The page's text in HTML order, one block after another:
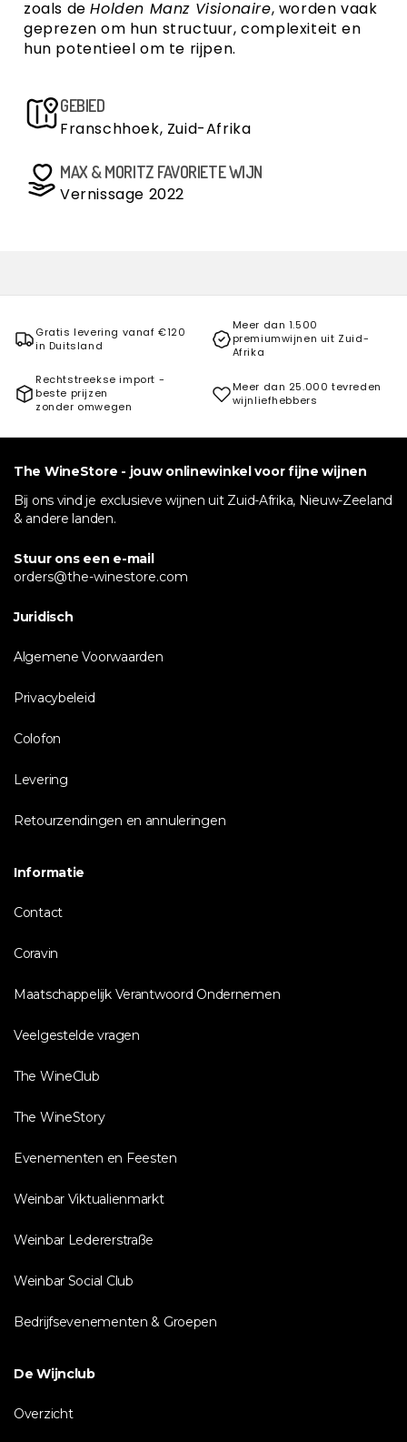
zoals deHolden Manz Visionaire, worden vaak
geprezen om hun structuur, complexiteit en
hun potentieel om te rijpen.
GEBIED
Franschhoek, Zuid-Afrika
MAX & MORITZ FAVORIETE WIJN
Vernissage 2022
Gratis levering vanaf €120
in Duitsland
Meer dan 1.500
premiumwijnen uit Zuid-
Afrika
Rechtstreekse import -
beste prijzen
zonder omwegen
Meer dan 25.000 tevreden
wijnliefhebbers
The WineStore - jouw onlinewinkel voor fijne wijnen
Bij ons vind je exclusieve wijnen uit Zuid-Afrika, Nieuw-Zeeland
& andere landen.
Stuur ons een e-mail
orders@the-winestore.com
Juridisch
Algemene Voorwaarden
Privacybeleid
Colofon
Levering
Retourzendingen en annuleringen
Informatie
Contact
Coravin
Maatschappelijk Verantwoord Ondernemen
Veelgestelde vragen
The WineClub
The WineStory
Evenementen en Feesten
Weinbar Viktualienmarkt
Weinbar Ledererstraße
Weinbar Social Club
Bedrijfsevenementen & Groepen
De Wijnclub
Overzicht